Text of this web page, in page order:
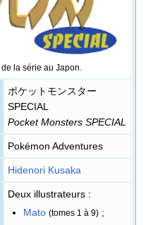
la série au Japon.
ポケットモンスター
SPECIAL
Pocket Monsters SPECIAL
Pokémon Adventures
Hidenori Kusaka
Deux illustrateurs :
Mato (tomes 1 à 9) ;